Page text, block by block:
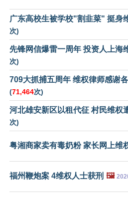
广东高校生被学校"割韭菜" 挺身
次)
先锋网信爆雷一周年 投资人上海
次)
709大抓捕五周年 维权律师感谢
(71,464次)
河北雄安新区以租代征 村民维权
次)
粤湘商家卖有毒奶粉 家长网上维
福州鞭炮案 4维权人士获刑 🖼️